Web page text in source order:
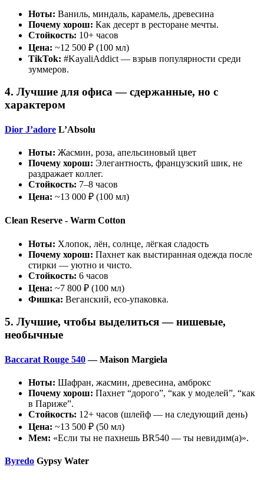
Ноты: Ваниль, миндаль, карамель, древесина
Почему хорош: Как десерт в ресторане мечты.
Стойкость: 10+ часов
Цена: ~12 500 ₽ (100 мл)
TikTok: #KayaliAddict — взрыв популярности среди
зуммеров.
4. Лучшие для офиса — сдержанные, но с
характером
Dior J’adore L’Absolu
Ноты: Жасмин, роза, апельсиновый цвет
Почему хорош: Элегантность, французский шик, не
раздражает коллег.
Стойкость: 7–8 часов
Цена: ~13 000 ₽ (100 мл)
Clean Reserve - Warm Cotton
Ноты: Хлопок, лён, солнце, лёгкая сладость
Почему хорош: Пахнет как выстиранная одежда после
стирки — уютно и чисто.
Стойкость: 6 часов
Цена: ~7 800 ₽ (100 мл)
Фишка: Веганский, eco-упаковка.
5. Лучшие, чтобы выделиться — нишевые,
необычные
Baccarat Rouge 540— Maison Margiela
Ноты: Шафран, жасмин, древесина, амброкс
Почему хорош: Пахнет “дорого”, “как у моделей”, “как
в Париже”.
Стойкость: 12+ часов (шлейф — на следующий день)
Цена: ~13 500 ₽ (50 мл)
Мем: «Если ты не пахнешь BR540 — ты невидим(а)».
Byredo Gypsy Water